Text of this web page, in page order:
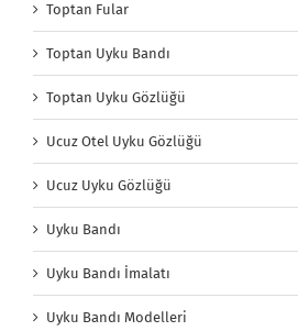
Toptan Fular
Toptan Uyku Bandı
Toptan Uyku Gözlüğü
Ucuz Otel Uyku Gözlüğü
Ucuz Uyku Gözlüğü
Uyku Bandı
Uyku Bandı İmalatı
Uyku Bandı Modelleri